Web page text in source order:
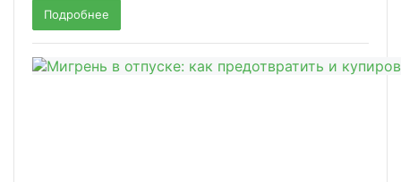
Подробнее